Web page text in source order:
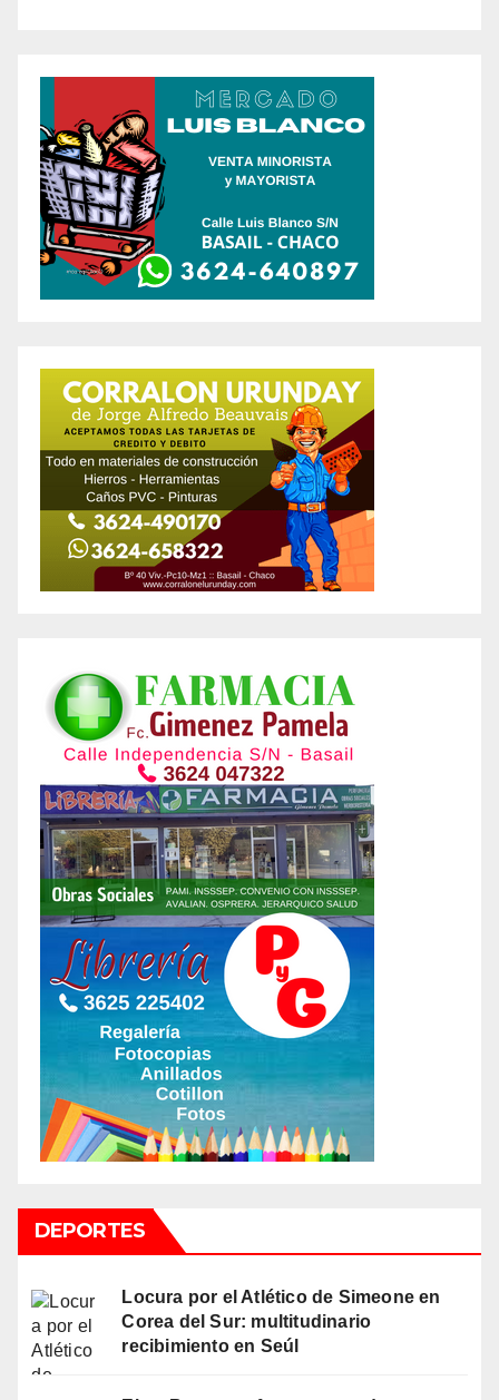
DEPORTES
Locura por el Atlético de Simeone en
Corea del Sur: multitudinario
recibimiento en Seúl